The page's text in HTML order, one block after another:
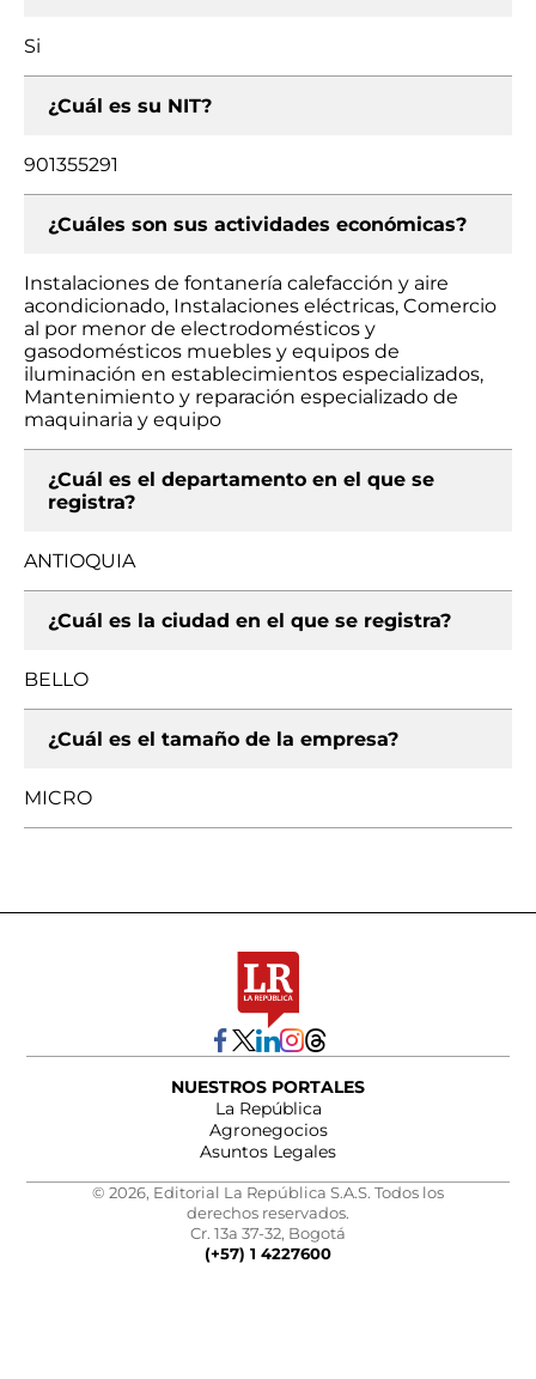
Si
¿Cuál es su NIT?
901355291
¿Cuáles son sus actividades económicas?
Instalaciones de fontanería calefacción y aire
acondicionado, Instalaciones eléctricas, Comercio
al por menor de electrodomésticos y
gasodomésticos muebles y equipos de
iluminación en establecimientos especializados,
Mantenimiento y reparación especializado de
maquinaria y equipo
¿Cuál es el departamento en el que se
registra?
ANTIOQUIA
¿Cuál es la ciudad en el que se registra?
BELLO
¿Cuál es el tamaño de la empresa?
MICRO
NUESTROS PORTALES
La República
Agronegocios
Asuntos Legales
© 2026, Editorial La República S.A.S. Todos los
derechos reservados.
Cr. 13a 37-32, Bogotá
(+57) 1 4227600